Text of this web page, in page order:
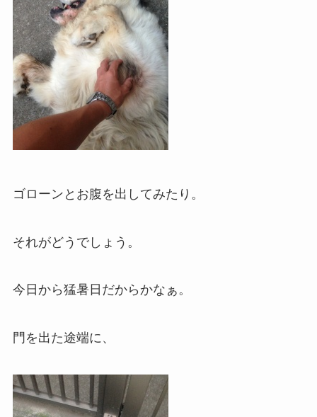
ゴローンとお腹を出してみたり。
それがどうでしょう。
今日から猛暑日だからかなぁ。
門を出た途端に、